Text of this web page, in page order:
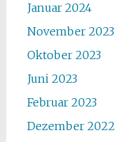
Januar 2024
November 2023
Oktober 2023
Juni 2023
Februar 2023
Dezember 2022